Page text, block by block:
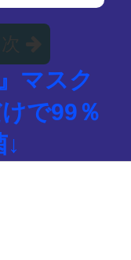
次
マスク
で99％